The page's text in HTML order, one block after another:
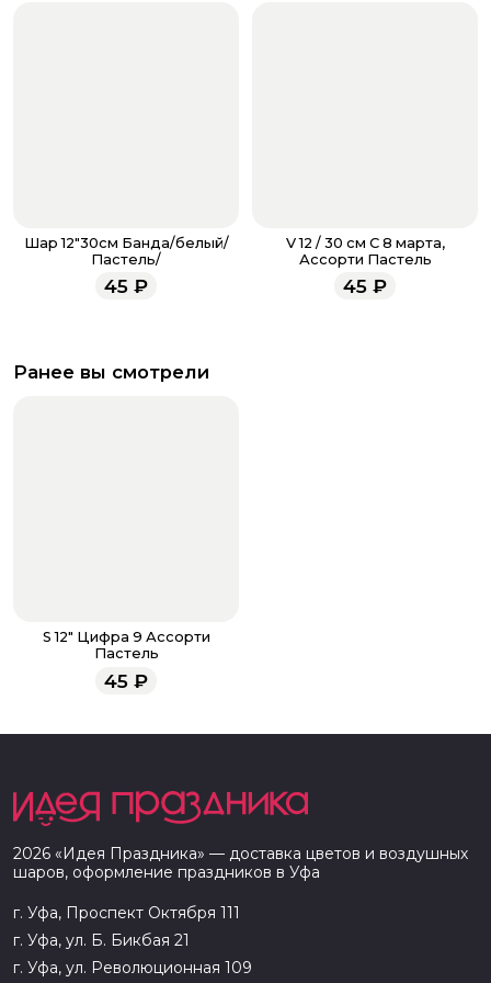
Шар 12"30см Банда/белый/
Пастель/
45 ₽
V 12 / 30 см С 8 марта,
Ассорти Пастель
45 ₽
Ранее вы смотрели
S 12" Цифра 9 Ассорти
Пастель
45 ₽
2026 «Идея Праздника» — доставка цветов и воздушных
шаров, оформление праздников в Уфа
г. Уфа, Проспект Октября 111
г. Уфа, ул. Б. Бикбая 21
г. Уфа, ул. Революционная 109